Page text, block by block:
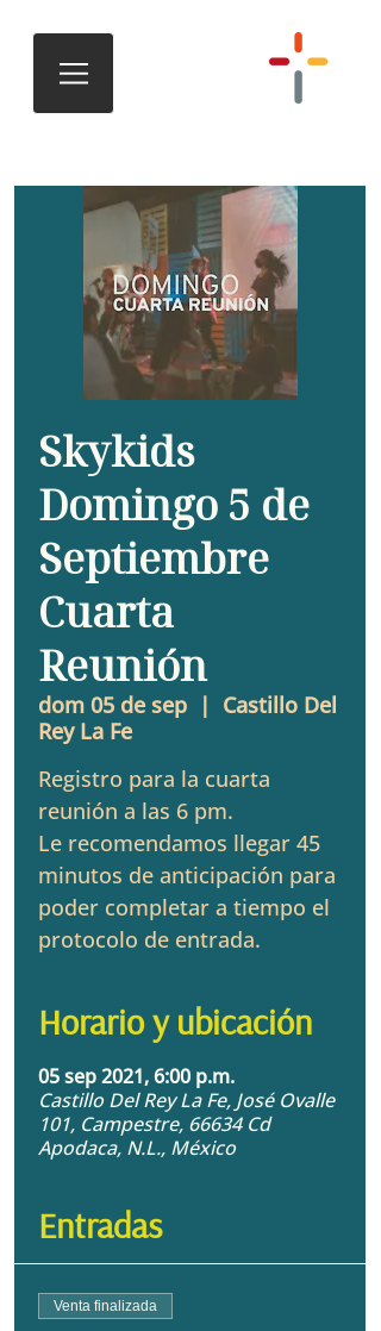
Skykids
Domingo 5 de
Septiembre
Cuarta
Reunión
dom 05 de sep
  |
Castillo Del
Rey La Fe
Registro para la cuarta
reunión a las 6 pm.
Le recomendamos llegar 45
minutos de anticipación para
poder completar a tiempo el
protocolo de entrada.
Horario y ubicación
05 sep 2021, 6:00 p.m.
Castillo Del Rey La Fe, José Ovalle
101, Campestre, 66634 Cd
Apodaca, N.L., México
Entradas
Venta finalizada